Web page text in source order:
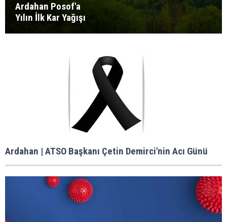
Ardahan Posof'a
Yılın İlk Kar Yağışı
Ardahan | ATSO Başkanı Çetin Demirci'nin Acı Günü